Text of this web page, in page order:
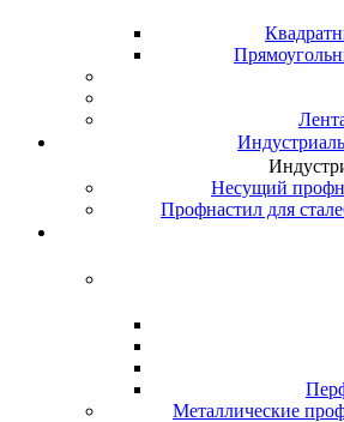
Несущий
Профнастил для
Металлические